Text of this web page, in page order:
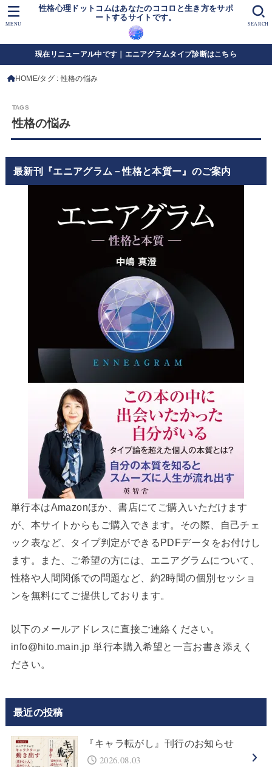
性格心理ドットコムはあなたのココロと生き方をサポ
ートするサイトです。
SEARCH
MENU
現在リニューアル中です｜エニアグラムタイプ診断はこちら
HOME タグ : 性格の悩み
性格の悩み
最新刊『エニアグラム－性格と本質ー』のご案内
単行本はAmazonほか、書店にてご購入いただけます
が、本サイトからもご購入できます。その際、自己チェ
ック表など、タイプ判定ができるPDFデータをお付けし
ます。また、ご希望の方には、エニアグラムについて、
性格や人間関係での問題など、約2時間の個別セッショ
ンを無料にてご提供しております。
以下のメールアドレスに直接ご連絡ください。
info@hito.main.jp 単行本購入希望と一言お書き添えく
ださい。
最近の投稿
『キャラ転がし』刊行のお知らせ
2026.08.03